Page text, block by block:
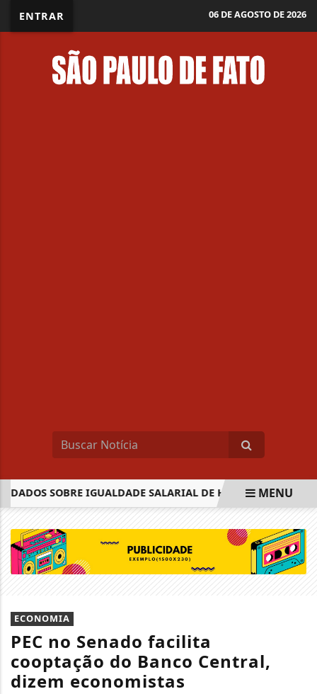
ENTRAR 06 DE AGOSTO DE 2026
SOBRE IGUALDADE SALARIAL DE HOMENS E MULHERES
MENU
ECONOMIA
PEC no Senado facilita
cooptação do Banco Central,
dizem economistas